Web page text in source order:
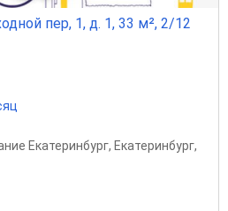
пер, 1, д. 1, 33 м², 2/12
Екатеринбург, Екатеринбург,